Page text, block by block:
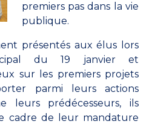
premiers pas dans la vie
publique.
présentés aux élus lors
du 19 janvier et
sur les premiers projets
parmi leurs actions
leurs prédécesseurs, ils
cadre de leur mandature